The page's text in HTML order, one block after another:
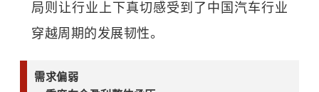
局则让行业上下真切感受到了中国汽车行业
穿越周期的发展韧性。
需求偏弱